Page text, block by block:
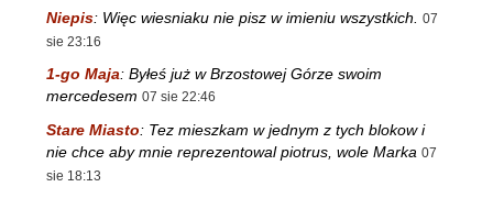
Niepis: Więc wiesniaku nie pisz w imieniu wszystkich.
07
sie 23:16
1-go Maja: Byłeś już w Brzostowej Górze swoim
mercedesem 07 sie 22:46
Stare Miasto: Tez mieszkam w jednym z tych blokow i
nie chce aby mnie reprezentowal piotrus, wole Marka 07
sie 18:13